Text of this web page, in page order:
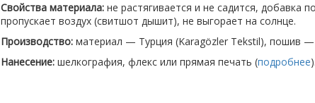
Свойства материала:не растягивается и не садится, добавка
пропускает воздух (свитшот дышит), не выгорает на солнце.
Производство:материал — Турция (Karagözler Tekstil), пошив —
Нанесение:шелкография, флекс или прямая печать (подробнее).